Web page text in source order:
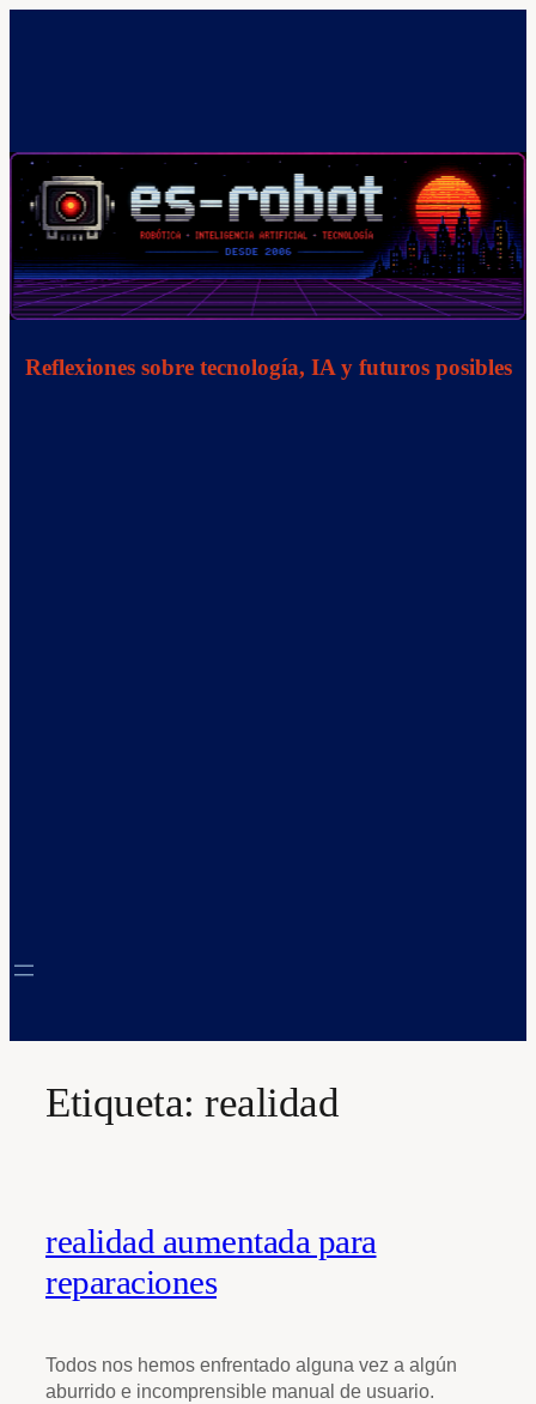
Reflexiones sobre tecnología, IA y futuros posibles
Etiqueta: realidad
realidad aumentada para
reparaciones
Todos nos hemos enfrentado alguna vez a algún
aburrido e incomprensible manual de usuario.